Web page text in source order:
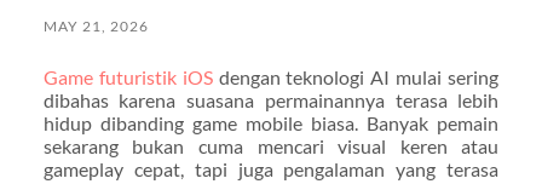
MAY 21, 2026
Game futuristik iOSdengan teknologi AI mulai sering
dibahas karena suasana permainannya terasa lebih
hidup dibanding game mobile biasa. Banyak pemain
sekarang bukan cuma mencari visual keren atau
gameplay cepat, tapi juga pengalaman yang terasa